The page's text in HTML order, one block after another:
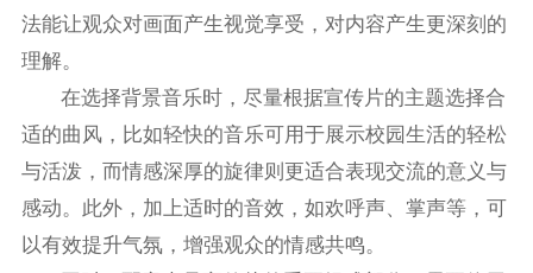
法能让观众对画面产生视觉享受，对内容产生更深刻的
理解。
在选择背景音乐时，尽量根据宣传片的主题选择合
适的曲风，比如轻快的音乐可用于展示校园生活的轻松
与活泼，而情感深厚的旋律则更适合表现交流的意义与
感动。此外，加上适时的音效，如欢呼声、掌声等，可
以有效提升气氛，增强观众的情感共鸣。